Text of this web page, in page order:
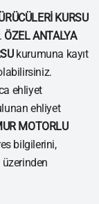
KURSU
ÖZEL ANTALYA
kurumuna kayıt
ehliyet
ehliyet
MOTORLU
bilgilerini,